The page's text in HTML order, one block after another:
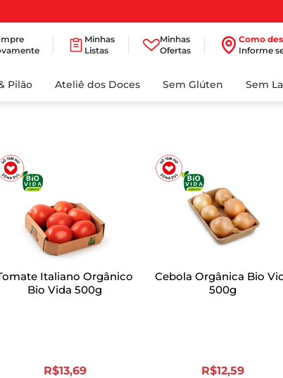
Minhas
Listas
Minhas
Ofertas
Como
Informe
Pilão Ateliê dos Doces Sem Glúten Sem
Italiano Orgânico
Bio Vida 500g
R$13,69
Cebola Orgânica Bio
500g
R$12,59